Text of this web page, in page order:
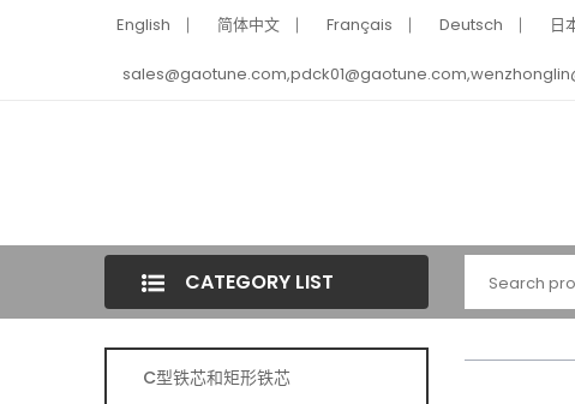
English 简体中文 Français Deutsch 日
CATEGORY LIST
C型铁芯和矩形铁芯